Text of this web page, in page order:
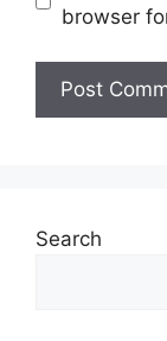
browser
Search